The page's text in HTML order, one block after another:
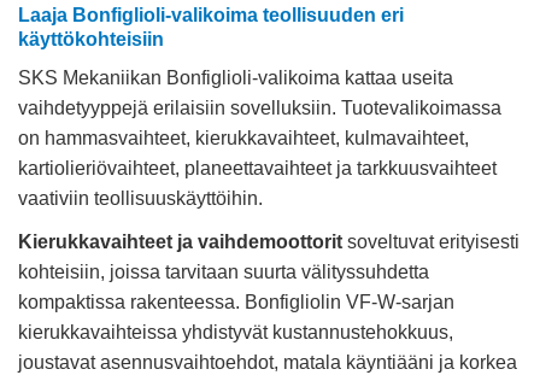
Laaja Bonfiglioli-valikoima teollisuuden eri
käyttökohteisiin
SKS Mekaniikan Bonfiglioli-valikoima kattaa useita
vaihdetyyppejä erilaisiin sovelluksiin. Tuotevalikoimassa
on hammasvaihteet, kierukkavaihteet, kulmavaihteet,
kartiolieriövaihteet, planeettavaihteet ja tarkkuusvaihteet
vaativiin teollisuuskäyttöihin.
Kierukkavaihteet ja vaihdemoottorit soveltuvat erityisesti
kohteisiin, joissa tarvitaan suurta välityssuhdetta
kompaktissa rakenteessa. Bonfigliolin VF-W-sarjan
kierukkavaihteissa yhdistyvät kustannustehokkuus,
joustavat asennusvaihtoehdot, matala käyntiääni ja korkea